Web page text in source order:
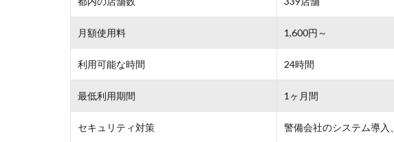
最低利用期間 1ヶ月間
セキュリティ対策 警備会社のシステム導入
2位は加瀬倉庫です。
都内に339店舗を展開。あなたのお近くの場所をお選びいただけ
24時間いつでも出し入れ自由！ 契約はネットで完結できるので